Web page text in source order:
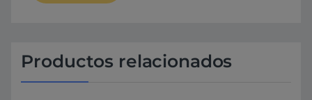
Productos relacionados